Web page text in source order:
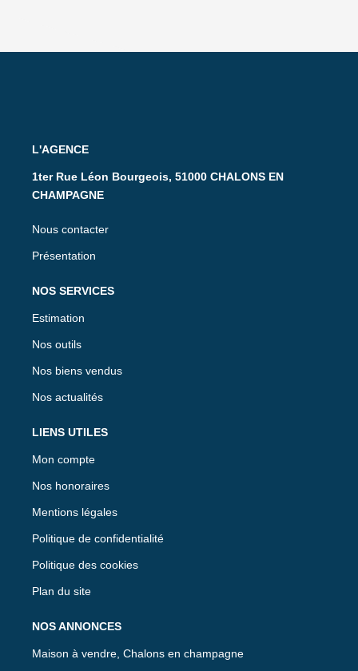
L'AGENCE
1ter Rue Léon Bourgeois, 51000 CHALONS EN
CHAMPAGNE
Nous contacter
Présentation
NOS SERVICES
Estimation
Nos outils
Nos biens vendus
Nos actualités
LIENS UTILES
Mon compte
Nos honoraires
Mentions légales
Politique de confidentialité
Politique des cookies
Plan du site
NOS ANNONCES
Maison à vendre, Chalons en champagne